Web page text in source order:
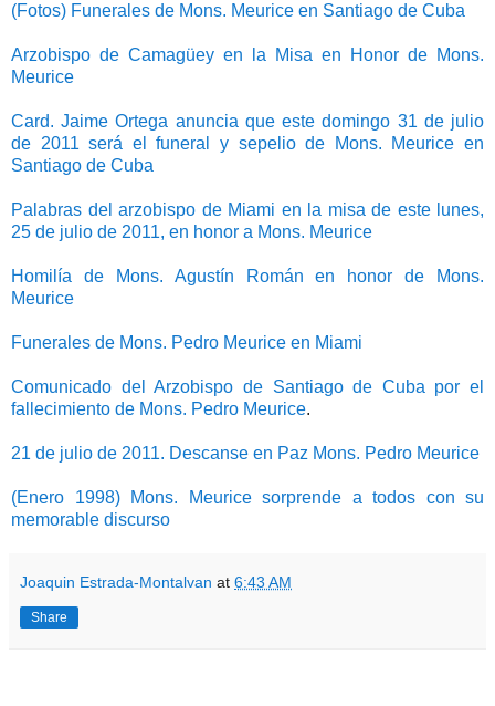
(Fotos) Funerales de Mons. Meurice en Santiago de Cuba
Arzobispo de Camagüey en la Misa en Honor de Mons.
Meurice
Card. Jaime Ortega anuncia que este domingo 31 de julio
de 2011 será el funeral y sepelio de Mons. Meurice en
Santiago de Cuba
Palabras del arzobispo de Miami en la misa de este lunes,
25 de julio de 2011, en honor a Mons. Meurice
Homilía de Mons. Agustín Román en honor de Mons.
Meurice
Funerales de Mons. Pedro Meurice en Miami
Comunicado del Arzobispo de Santiago de Cuba por el
fallecimiento de Mons. Pedro Meurice.
21 de julio de 2011. Descanse en Paz Mons. Pedro Meurice
(Enero 1998) Mons. Meurice sorprende a todos con su
memorable discurso
Joaquin Estrada-Montalvan at 6:43 AM
Share